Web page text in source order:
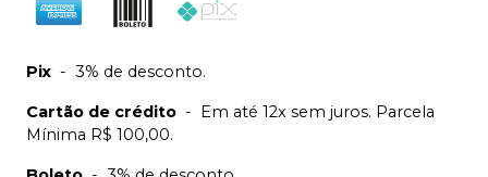
Pix - 3% de desconto.
Cartão de crédito - Em até 12x sem juros. Parcela
Mínima R$ 100,00.